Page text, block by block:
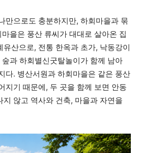
만으로도 충분하지만, 하회마을과 묶
을은 풍산 류씨가 대대로 살아온 집
산으로, 전통 한옥과 초가, 낙동강이
과 하회별신굿탈놀이가 함께 남아
다. 병산서원과 하회마을은 같은 풍산
지기 때문에, 두 곳을 함께 보면 안동
지 않고 역사와 건축, 마을과 자연을